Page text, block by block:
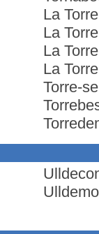
La
La
La
La
Torre-